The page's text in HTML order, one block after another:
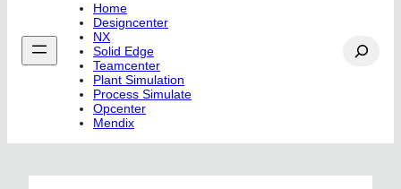
Home
Designcenter
NX
Solid Edge
Teamcenter
Plant Simulation
Process Simulate
Opcenter
Mendix
Search